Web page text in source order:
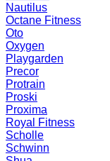
Nautilus
Octane Fitness
Oto
Oxygen
Playgarden
Precor
Protrain
Proski
Proxima
Royal Fitness
Scholle
Schwinn